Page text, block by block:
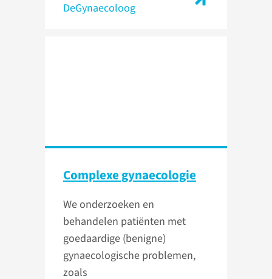
DeGynaecoloog
Complexe gynaecologie
We onderzoeken en
behandelen patiënten met
goedaardige (benigne)
gynaecologische problemen,
zoals